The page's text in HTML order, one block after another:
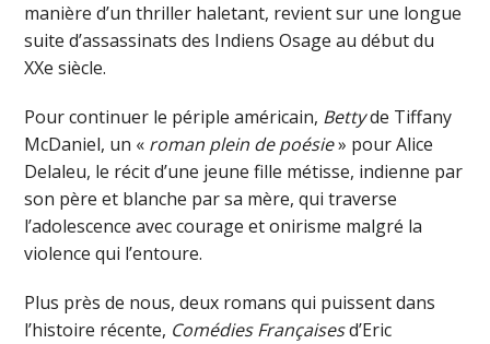
manière d’un thriller haletant, revient sur une longue
suite d’assassinats des Indiens Osage au début du
XXe siècle.
Pour continuer le périple américain, Bettyde Tiffany
McDaniel, un « roman plein de poésie» pour Alice
Delaleu, le récit d’une jeune fille métisse, indienne par
son père et blanche par sa mère, qui traverse
l’adolescence avec courage et onirisme malgré la
violence qui l’entoure.
Plus près de nous, deux romans qui puissent dans
l’histoire récente, Comédies Françaisesd’Eric